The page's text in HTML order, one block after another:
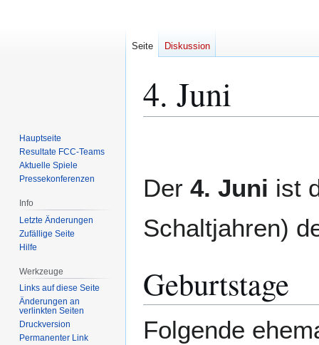
4. Juni
Der 4. Juni ist
Schaltjahren)
Geburtstage
Folgende
Seite Diskussion
Hauptseite
Resultate FCC-Teams
Aktuelle Spiele
Pressekonferenzen
Info
Letzte Änderungen
Zufällige Seite
Hilfe
Werkzeuge
Links auf diese Seite
Änderungen an
verlinkten Seiten
Druckversion
Permanenter Link